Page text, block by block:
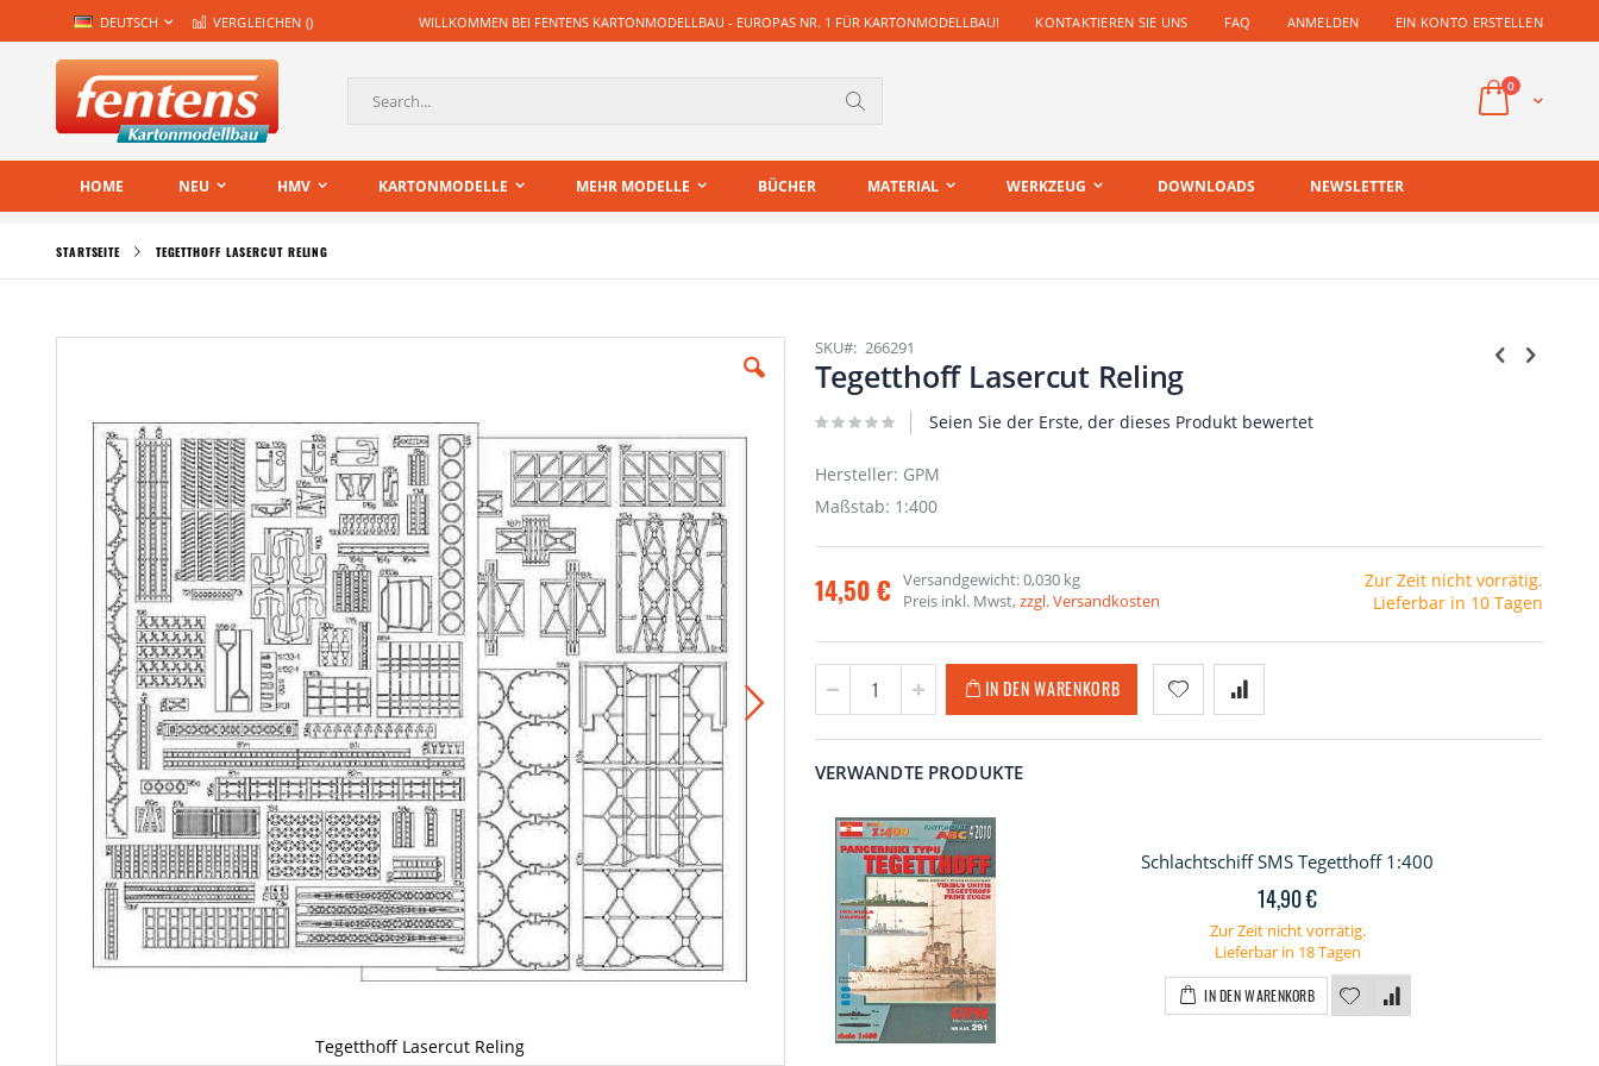
Zum
Inhalt
springen
SPRACHEDEUTSCH WILLKOMMEN BEI FENTENS KARTONMODELLBAU - EUROPAS NR. 1 FÜR KARTONMODELLBAU! KONTAKTIEREN SIE UNS
VERGLEICHEN () FAQ ANMELDEN EIN KONTO ERSTELLEN
Cart
0Artikel
HOME NEU HMV KARTONMODELLE MEHR MODELLE BÜCHER MATERIAL WERKZEUG DOWNLOADS NEWSLETTER
STARTSEITE TEGETTHOFF LASERCUT RELING
springen
Tegetthoff Lasercut Reling
SKU 266291
Tegetthoff Lasercut Reling
Seien Sie der Erste, der dieses Produkt bewertet
Hersteller: GPM
Maßstab: 1:400
14,50 € Versandgewicht: 0,030 kg
Preis inkl. Mwst,zzgl. Versandkosten
Zur Zeit nicht vorrätig.
Lieferbar in 10 Tagen
IN DEN WARENKORB
VERWANDTE PRODUKTE
Schlachtschiff SMS Tegetthoff 1:400
14,90 €
Zur Zeit nicht vorrätig.
Lieferbar in 18 Tagen
IN DEN WARENKORB